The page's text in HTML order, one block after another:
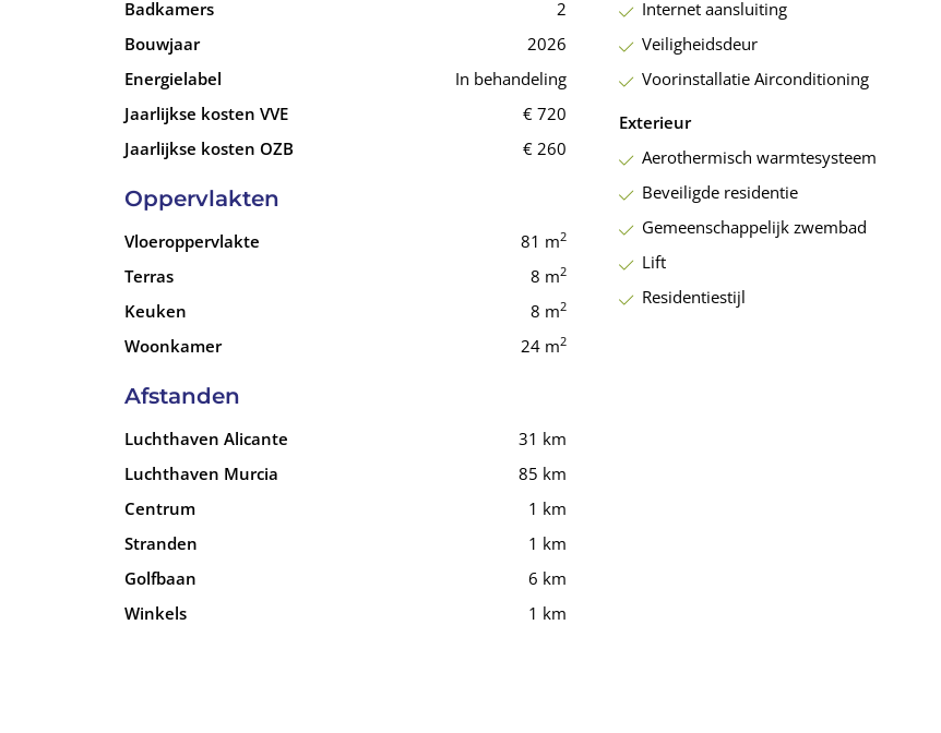
van Guardamar genaamd “Marina De Las Dunas”.
Badkamers
2
Bouwjaar
2026
Energielabel
In behandeling
Jaarlijkse kosten VVE
€ 720
Jaarlijkse kosten OZB
€ 260
Oppervlakten
Vloeroppervlakte 81 m2
Terras 8 m2
Keuken 8 m2
Woonkamer 24 m2
Afstanden
Luchthaven Alicante
31 km
Luchthaven Murcia
85 km
Centrum
1 km
Stranden
1 km
Golfbaan
6 km
Winkels
1 km
Internet aansluiting
Veiligheidsdeur
Voorinstallatie Airconditioning
Exterieur
Aerothermisch warmtesysteem
Beveiligde residentie
Gemeenschappelijk zwembad
Lift
Residentiestijl